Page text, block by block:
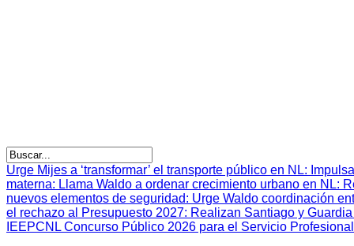
Urge Mijes a ‘transformar’ el transporte público en NL:
materna: Llama Waldo a ordenar crecimiento urbano en NL:
nuevos elementos de seguridad: Urge Waldo coordinación
el rechazo al Presupuesto 2027: Realizan Santiago y
IEEPCNL Concurso Público 2026 para el Servicio